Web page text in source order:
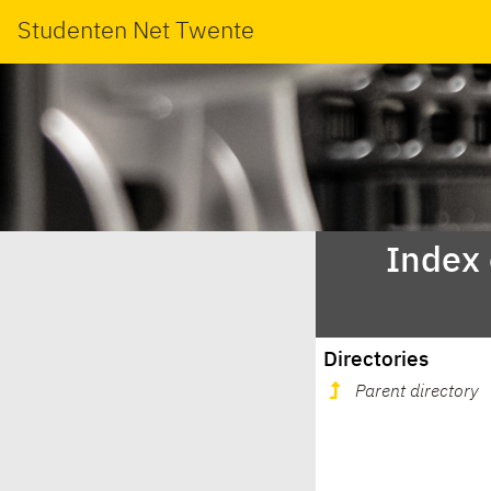
Studenten Net Twente
Index
Directories
Parent directory